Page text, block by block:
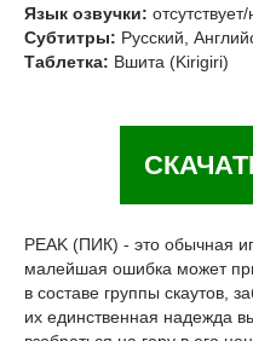
Язык озвучки:
Субтитры: Русский,
Таблетка: Вшита (Kirigiri)
PEAK (ПИК) - это обычная
малейшая ошибка может
в составе группы скаутов,
их единственная надежда